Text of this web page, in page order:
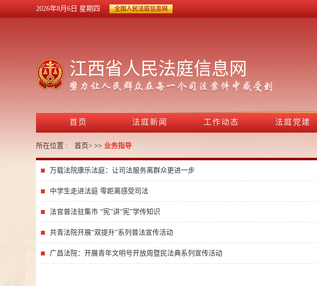
2026年8月6日 星期四 全国人民法庭信息网
江西省人民法庭信息网
首页 法庭新闻 工作动态 法庭党建
所在位置 : 首页> >> 业务指导
万载法院康乐法庭：让司法服务离群众更进一步
中学生走进法庭 零距离感受司法
法官普法驻集市 “宪”讲“宪”学传知识
共青法院开展“双提升”系列普法宣传活动
广昌法院：开展青年文明号开放周暨民法典系列宣传活动